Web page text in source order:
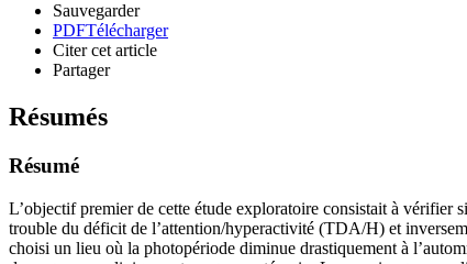
Sauvegarder
PDFTélécharger
Citer cet article
Partager
Résumés
Résumé
L’objectif premier de cette étude exploratoire consistait à vérifier
trouble du déficit de l’attention/hyperactivité (TDA/H) et
choisi un lieu où la photopériode diminue drastiquement à